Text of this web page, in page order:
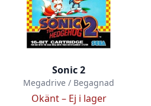
Sonic 2
Megadrive / Begagnad
Okänt – Ej i lager